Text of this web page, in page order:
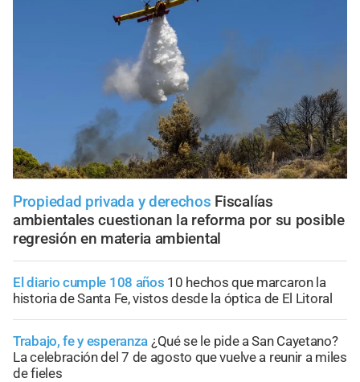
Propiedad privada y derechos Fiscalías
ambientales cuestionan la reforma por su posible
regresión en materia ambiental
El diario cumple 108 años 10 hechos que marcaron la
historia de Santa Fe, vistos desde la óptica de El Litoral
Trabajo, fe y esperanza ¿Qué se le pide a San Cayetano?
La celebración del 7 de agosto que vuelve a reunir a miles
de fieles